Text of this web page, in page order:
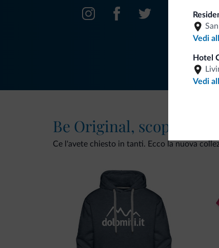
Vedi
Hotel
Vedi
Be Original, scopri la
Ce l'avete chiesto in tanti. Ecco la nuova